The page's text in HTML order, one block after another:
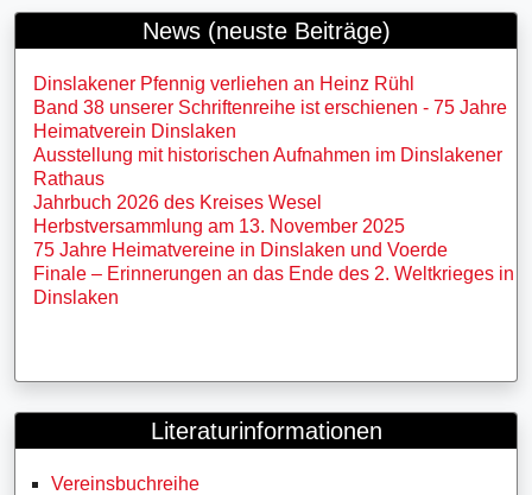
News (neuste Beiträge)
Dinslakener Pfennig verliehen an Heinz Rühl
Band 38 unserer Schriftenreihe ist erschienen - 75 Jahre
Heimatverein Dinslaken
Ausstellung mit historischen Aufnahmen im Dinslakener
Rathaus
Jahrbuch 2026 des Kreises Wesel
Herbstversammlung am 13. November 2025
75 Jahre Heimatvereine in Dinslaken und Voerde
Finale – Erinnerungen an das Ende des 2. Weltkrieges in
Dinslaken
Literaturinformationen
Vereinsbuchreihe